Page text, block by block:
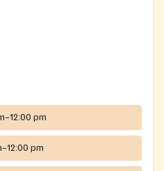
to request help, and a
24 hours. Donations of
to keep the pantry
in need.
pm
pm